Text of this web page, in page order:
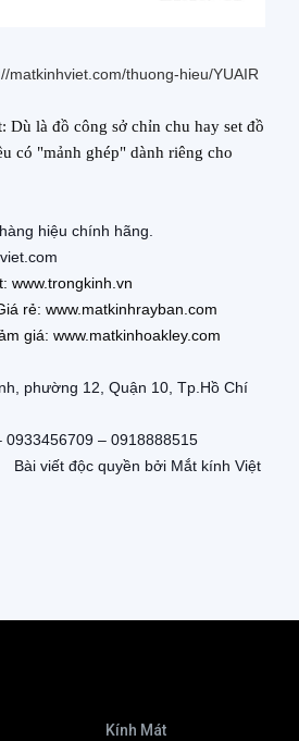
matkinhviet.com/thuong-hieu/YUAIR
Dù là đồ công sở chỉn chu hay set đồ
có "mảnh ghép" dành riêng cho
hiệu chính hãng.
.com
t: www.trongkinh.vn
rẻ: www.matkinhrayban.com
giá: www.matkinhoakley.com
phường 12, Quận 10, Tp.Hồ Chí
0933456709 – 0918888515
Bài viết độc quyền bởi Mắt kính Việt
Kính Mát